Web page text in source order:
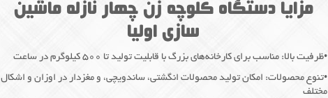
مزایا دستگاه کلوچه زن چهار نازله ماشین
سازی اولیا
•ظرفیت بالا: مناسب برای کارخانه‌های بزرگ با قابلیت تولید تا ۵۰۰ کیلوگرم در ساعت
•تنوع محصولات: امکان تولید محصولات انگشتی، ساندویچی، و مغزدار در اوزان و اشکال
مختلف